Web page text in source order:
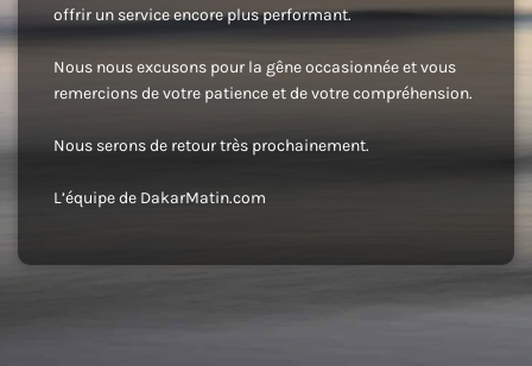
offrir un service encore plus performant.
Nous nous excusons pour la gêne occasionnée et vous
remercions de votre patience et de votre compréhension.
Nous serons de retour très prochainement.
L’équipe de DakarMatin.com